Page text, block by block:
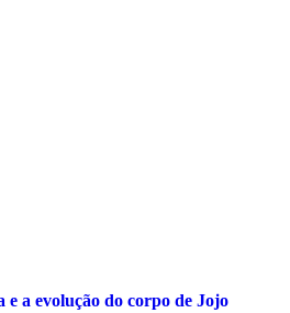
a evolução do corpo de Jojo